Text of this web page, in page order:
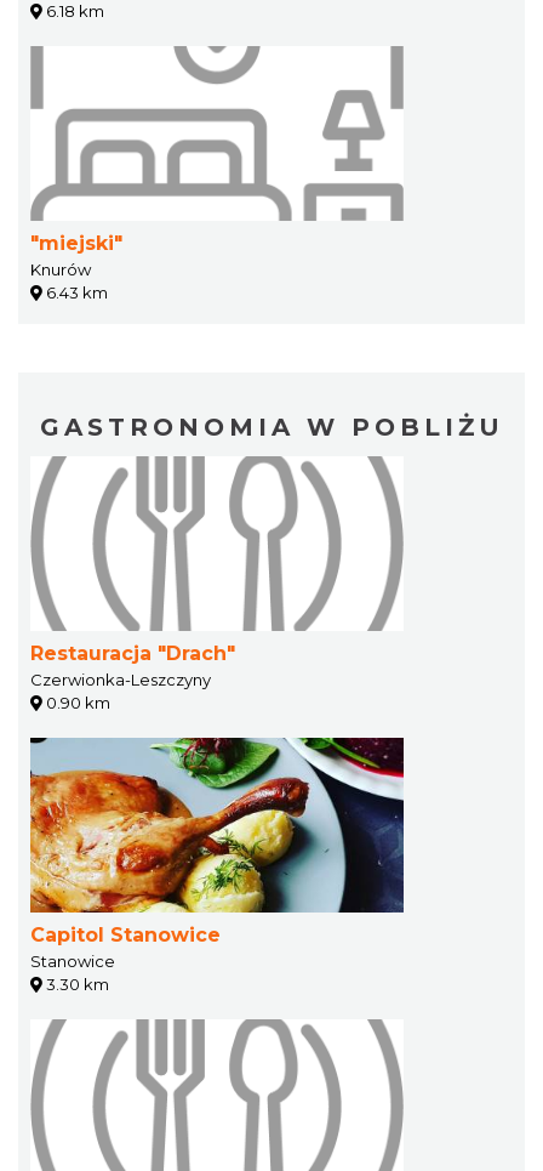
6.18 km
"miejski"
Knurów
6.43 km
GASTRONOMIA W POBLIŻU
Restauracja "Drach"
Czerwionka-Leszczyny
0.90 km
Capitol Stanowice
Stanowice
3.30 km